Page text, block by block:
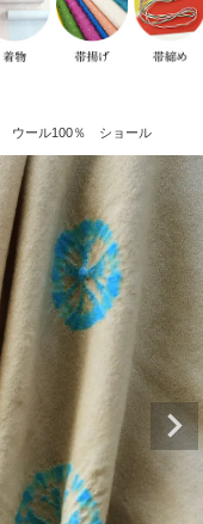
ウール100％ ショール